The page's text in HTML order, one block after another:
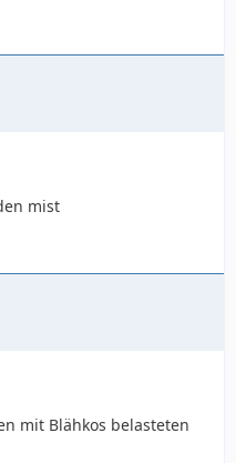
mist
mit Blähkos belasteten